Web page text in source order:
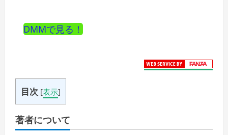
DMMで見る！
目次 [表示]
著者について